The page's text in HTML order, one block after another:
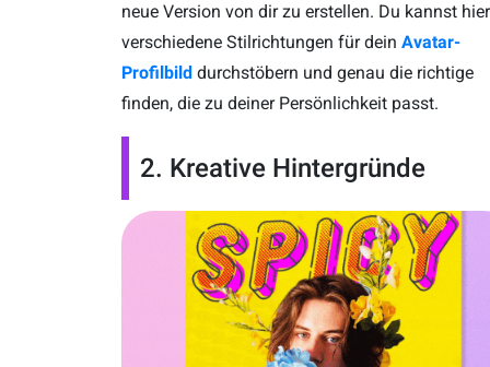
neue Version von dir zu erstellen. Du kannst
verschiedene Stilrichtungen für dein Avatar-
Profilbilddurchstöbern und genau die richtige
finden, die zu deiner Persönlichkeit passt.
2. Kreative Hintergründe